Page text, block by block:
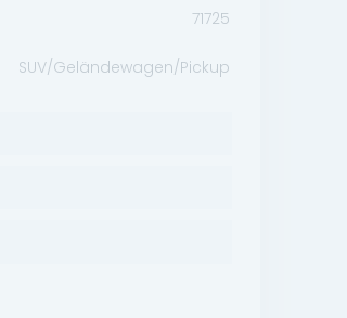
71725
SUV/Geländewagen/Pickup